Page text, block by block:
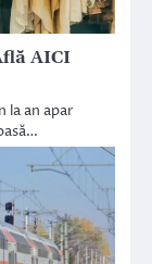
AICI
la an apar